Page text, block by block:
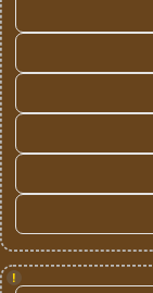
!